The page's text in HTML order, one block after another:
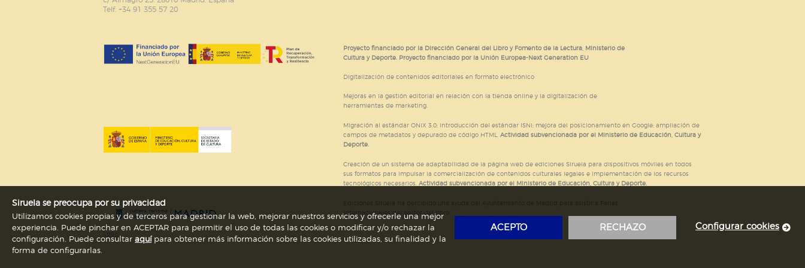
Telf. +34 91 355 57 20
Proyecto financiado por la Dirección General del Libro y Fomento de la Lectura, Ministerio de
Cultura y Deporte. Proyecto financiado por la Unión Europea-Next Generation EU
Digitalización de contenidos editoriales en formato electrónico
Mejoras en la gestión editorial en relación con la tienda online y la digitalización de
herramientas de marketing.
Migración al estándar ONIX 3.0; introducción del estándar ISNI; mejora del posicionamiento en Google; ampliación de
campos de metadatos y depurado de código HTML. Actividad subvencionada por el Ministerio de Educación, Cultura y
Deporte.
Creación de un sistema de adaptabilidad de la página web de ediciones Siruela para dispositivos móviles en todos
sus formatos para impulsar la comercialización de contenidos culturales legales e implementación de los recursos
tecnológicos necesarios. Actividad subvencionada por el Ministerio de Educación, Cultura y Deporte.
Internacionales del sector del libro.
Siruela se preocupa por su privacidad
Utilizamos cookies propias y de terceros para gestionar la web, mejorar nuestros servicios y ofrecerle una mejor
experiencia. Puede pinchar en ACEPTAR para permitir el uso de todas las cookies o modificar y/o rechazar la
configuración. Puede consultar aquípara obtener más información sobre las cookies utilizadas, su finalidad y la
forma de configurarlas.
ACEPTO RECHAZO Configurar cookies
Puede consultar nuestra